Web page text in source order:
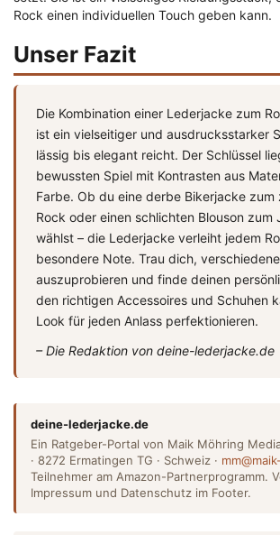
Rock einen individuellen Touch geben kann.
Unser Fazit
Die Kombination einer Lederjacke zum
ist ein vielseitiger und ausdrucksstarker
lässig bis elegant reicht. Der Schlüssel
bewussten Spiel mit Kontrasten aus
Farbe. Ob du eine derbe Bikerjacke zum
Rock oder einen schlichten Blouson zum
wählst – die Lederjacke verleiht jedem
besondere Note. Trau dich,
auszuprobieren und finde deinen
den richtigen Accessoires und Schuhen
Look für jeden Anlass perfektionieren.
– Die Redaktion von deine-lederjacke.de
deine-lederjacke.de
Ein Ratgeber-Portal von Maik Möhring
· 8272 Ermatingen TG · Schweiz ·
Teilnehmer am Amazon-Partnerprogramm.
Impressum und Datenschutz im Footer.